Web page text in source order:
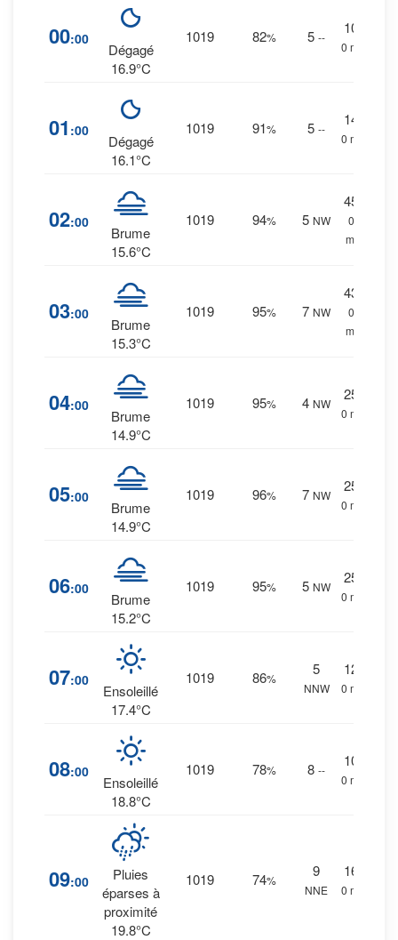
00:00
Dégagé
16.9°C
1019 82% 5 --
10
0 mm.
01 :00
Dégagé
16.1°C
1019 91% 5 --
14
0 mm.
02:00
Brume
15.6°C
1019 94% 5 NW
45
0.1
mm.
03:00
Brume
15.3°C
1019 95% 7 NW
43
0.1
mm.
04:00
Brume
14.9°C
1019 95% 4 NW
25
0 mm.
05:00
Brume
14.9°C
1019 96% 7 NW
25
0 mm.
06:00
Brume
15.2°C
1019 95% 5 NW
25
0 mm.
07:00
Ensoleillé
17.4°C
1019 86%
5
NNW
12
0 mm.
08:00
Ensoleillé
18.8°C
1019 78% 8 --
10
0 mm.
09:00
Pluies
éparses à
proximité
19.8°C
1019 74%
9
NNE
16
0 mm.